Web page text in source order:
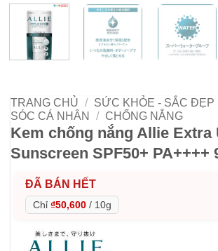
TRANG CHỦ / SỨC KHỎE - SẮC ĐẸP
SÓC CÁ NHÂN
/ CHỐNG NẮNG
Kem chống nắng Allie Extra
Sunscreen SPF50+ PA++++
ĐÃ BÁN HẾT
Chỉ ₫50,600 / 10g